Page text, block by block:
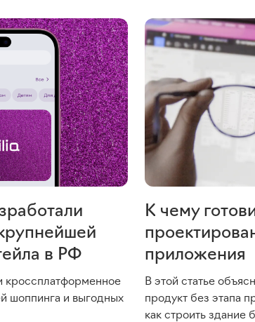
в РФ
кроссплатформенное
шоппинга и выгодных
К чему
приложения
В этой статье
продукт без этапа
как строить здание